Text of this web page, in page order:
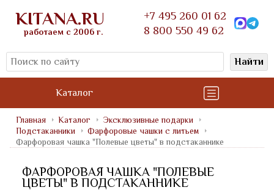
KITANA.RU
работаем с 2006 г.
+7 495 260 01 62
8 800 550 49 62
Найти
Каталог
Главная Каталог
Эксклюзивные подарки
Подстаканники
Фарфоровые чашки с литьем
Фарфоровая чашка "Полевые цветы" в подстаканнике
ФАРФОРОВАЯ ЧАШКА "ПОЛЕВЫЕ
ЦВЕТЫ" В ПОДСТАКАННИКЕ